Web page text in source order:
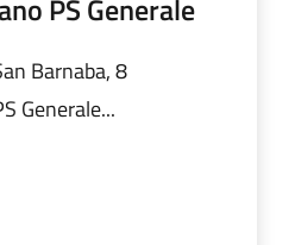
PS Generale
Barnaba, 8
Generale...